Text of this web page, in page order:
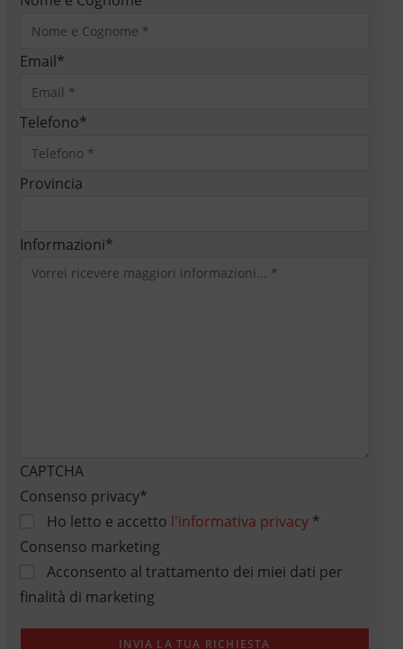
Email*
Telefono*
Provincia
Informazioni*
CAPTCHA
Consenso privacy*
Ho letto e accetto l'informativa privacy*
Consenso marketing
Acconsento al trattamento dei miei dati per
finalità di marketing